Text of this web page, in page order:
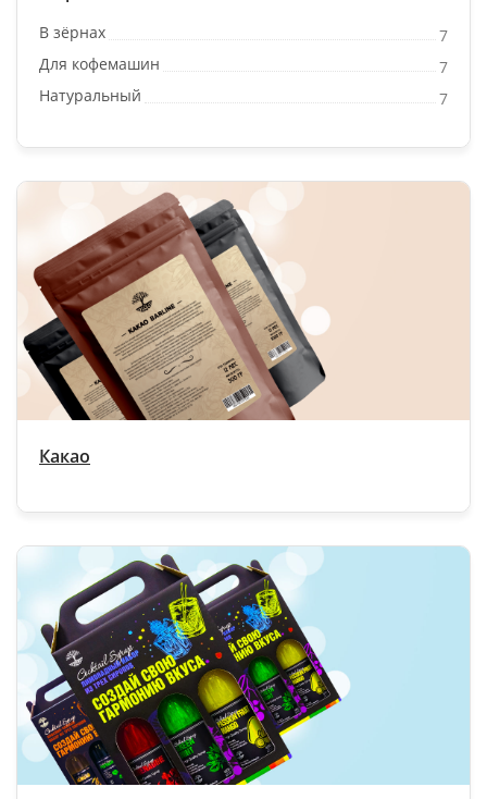
В зёрнах
7
Для кофемашин
7
Натуральный
7
Какао